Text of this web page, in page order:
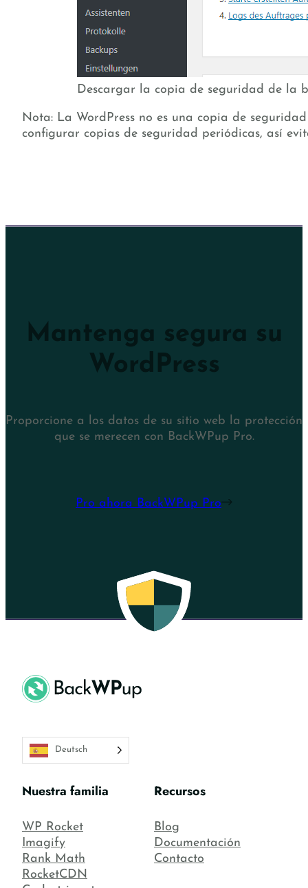
Descargar la copia de seguridad de la
Nota: La WordPress no es una copia de
configurar copias de seguridad periódicas, así
Mantenga segura su
WordPress
Proporcione a los datos de su sitio web la protección
que se merecen con BackWPup Pro.
Pro ahora BackWPup Pro
Deutsch
Nuestra familia
WP Rocket
Imagify
Rank Math
RocketCDN
Recursos
Blog
Documentación
Contacto